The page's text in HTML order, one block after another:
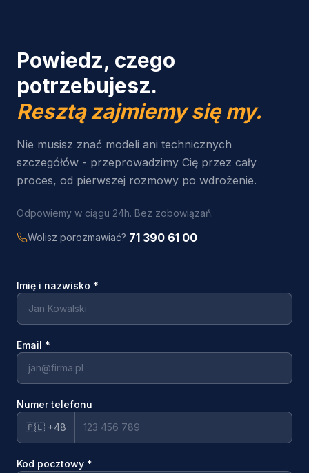
Powiedz, czego
potrzebujesz.
Resztą zajmiemy się my.
Nie musisz znać modeli ani technicznych
szczegółów - przeprowadzimy Cię przez cały
proces, od pierwszej rozmowy po wdrożenie.
Odpowiemy w ciągu 24h. Bez zobowiązań.
Wolisz porozmawiać? 71 390 61 00
Imię i nazwisko *
Email *
Numer telefonu
🇵🇱 +48
Kod pocztowy *